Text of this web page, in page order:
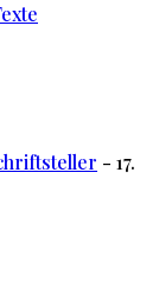
- 17.